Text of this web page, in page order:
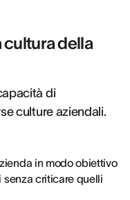
della
di
culture aziendali.
in modo obiettivo
criticare quelli